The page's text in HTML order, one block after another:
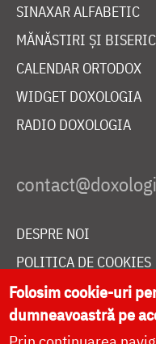
SINAXAR ALFABETIC
MĂNĂSTIRI ȘI
CALENDAR ORTODOX
WIDGET DOXOLOGIA
RADIO DOXOLOGIA
DESPRE NOI
POLITICA DE COOKIES
DONEAZĂ ONLINE
Folosim cookie-uri
dumneavoastră pe